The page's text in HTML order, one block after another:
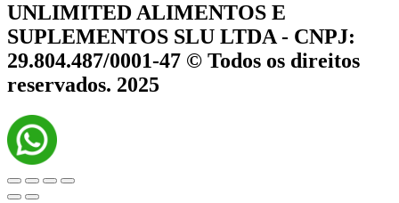
UNLIMITED ALIMENTOS E
SUPLEMENTOS SLU LTDA - CNPJ:
29.804.487/0001-47 © Todos os direitos
reservados. 2025